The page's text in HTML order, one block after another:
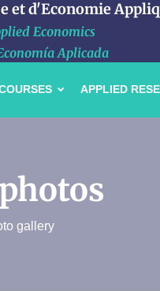
et d'Economie
Economics
Aplicada
APPLIED
gallery